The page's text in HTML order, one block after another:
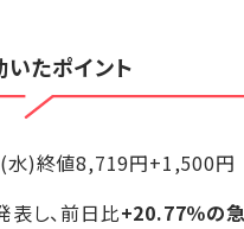
たポイント
)終値8,719円+1,500円
表し、前日比+20.77％の